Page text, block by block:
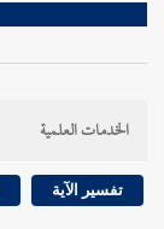
الخدمات العلمية
تفسير الآية